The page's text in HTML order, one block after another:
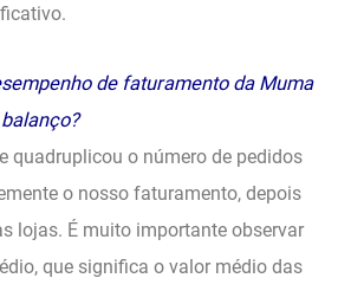
de faturamento da Muma
quadruplicou o número de pedidos
o nosso faturamento, depois
lojas. É muito importante observar
que significa o valor médio das